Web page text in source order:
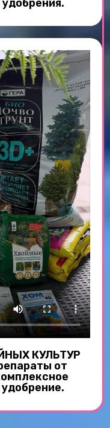
КУЛЬТУР
от